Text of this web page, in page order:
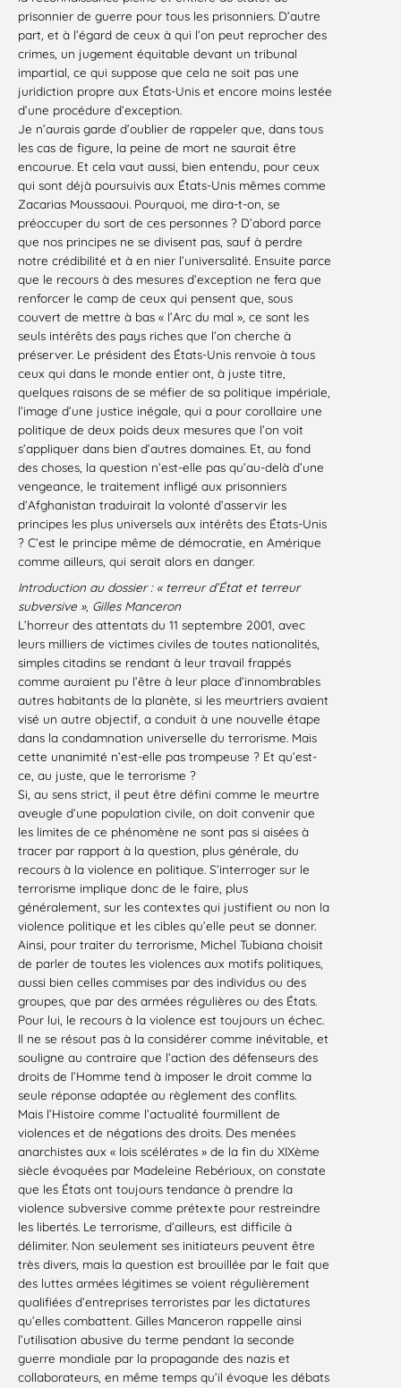
prisonnier de guerre pour tous les prisonniers. D’autre
part, et à l’égard de ceux à qui l’on peut reprocher des
crimes, un jugement équitable devant un tribunal
impartial, ce qui suppose que cela ne soit pas une
juridiction propre aux États-Unis et encore moins lestée
d’une procédure d’exception.
Je n’aurais garde d’oublier de rappeler que, dans tous
les cas de figure, la peine de mort ne saurait être
encourue. Et cela vaut aussi, bien entendu, pour ceux
qui sont déjà poursuivis aux États-Unis mêmes comme
Zacarias Moussaoui. Pourquoi, me dira-t-on, se
préoccuper du sort de ces personnes ? D’abord parce
que nos principes ne se divisent pas, sauf à perdre
notre crédibilité et à en nier l’universalité. Ensuite parce
que le recours à des mesures d’exception ne fera que
renforcer le camp de ceux qui pensent que, sous
couvert de mettre à bas « l’Arc du mal », ce sont les
seuls intérêts des pays riches que l’on cherche à
préserver. Le président des États-Unis renvoie à tous
ceux qui dans le monde entier ont, à juste titre,
quelques raisons de se méfier de sa politique impériale,
l’image d’une justice inégale, qui a pour corollaire une
politique de deux poids deux mesures que l’on voit
s’appliquer dans bien d’autres domaines. Et, au fond
des choses, la question n’est-elle pas qu’au-delà d’une
vengeance, le traitement infligé aux prisonniers
d’Afghanistan traduirait la volonté d’asservir les
principes les plus universels aux intérêts des États-Unis
? C’est le principe même de démocratie , en Amérique
comme ailleurs, qui serait alors en danger.
Introduction au dossier : « terreur d’État et terreur
subversive », Gilles Manceron
L’horreur des attentats du 11 septembre 2001, avec
leurs milliers de victimes civiles de toutes nationalités,
simples citadins se rendant à leur travail frappés
comme auraient pu l’être à leur place d’innombrables
autres habitants de la planète, si les meurtriers avaient
visé un autre objectif, a conduit à une nouvelle étape
dans la condamnation universelle du terrorisme. Mais
cette unanimité n’est-elle pas trompeuse ? Et qu’est-
ce, au juste, que le terrorisme ?
Si, au sens strict, il peut être défini comme le meurtre
aveugle d’une population civile, on doit convenir que
les limites de ce phénomène ne sont pas si aisées à
tracer par rapport à la question, plus générale, du
recours à la violence en politique. S’interroger sur le
terrorisme implique donc de le faire, plus
généralement, sur les contextes qui justifient ou non la
violence politique et les cibles qu’elle peut se donner.
Ainsi, pour traiter du terrorisme, Michel Tubiana choisit
de parler de toutes les violences aux motifs politiques,
aussi bien celles commises par des individus ou des
groupes, que par des armées régulières ou des États.
Pour lui, le recours à la violence est toujours un échec.
Il ne se résout pas à la considérer comme inévitable, et
souligne au contraire que l’action des défenseurs des
droits de l’Homme tend à imposer le droit comme la
seule réponse adaptée au règlement des conflits.
Mais l’Histoire comme l’actualité fourmillent de
violences et de négations des droits. Des menées
anarchistes aux « lois scélérates » de la fin du XIXème
siècle évoquées par Madeleine Rebérioux, on constate
que les États ont toujours tendance à prendre la
violence subversive comme prétexte pour restreindre
les libertés. Le terrorisme, d’ailleurs, est difficile à
délimiter. Non seulement ses initiateurs peuvent être
très divers, mais la question est brouillée par le fait que
des luttes armées légitimes se voient régulièrement
qualifiées d’entreprises terroristes par les dictatures
qu’elles combattent. Gilles Manceron rappelle ainsi
l’utilisation abusive du terme pendant la seconde
guerre mondiale par la propagande des nazis et
collaborateurs, en même temps qu’il évoque les débats